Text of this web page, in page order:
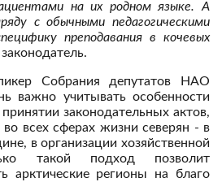
на их родном языке. А
с обычными педагогическими
преподавания в кочевых
Собрания депутатов НАО
важно учитывать особенности
законодательных актов,
всех сферах жизни северян - в
в организации хозяйственной
такой подход позволит
арктические регионы на благо